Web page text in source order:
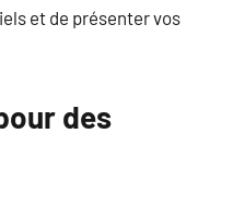
et de présenter vos
des